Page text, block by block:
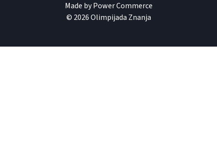
Made byPower Commerce
© 2026 Olimpijada Znanja